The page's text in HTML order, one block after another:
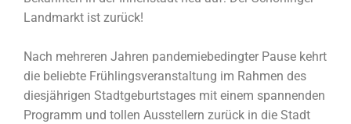
Landmarkt ist zurück!
Nach mehreren Jahren pandemiebedingter Pause kehrt
die beliebte Frühlingsveranstaltung im Rahmen des
diesjährigen Stadtgeburtstages mit einem spannenden
Programm und tollen Ausstellern zurück in die Stadt